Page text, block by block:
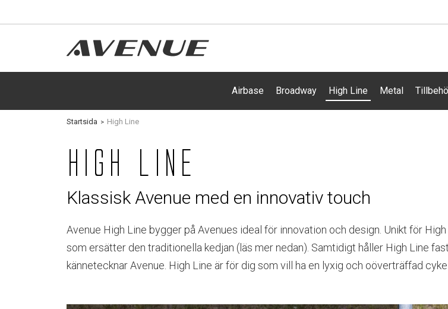
Airbase Broadway High Line Metal
Startsida High Line
High Line
Klassisk Avenue med en innovativ touch
Avenue High Line bygger på Avenues ideal för innovation och design. Unikt för
som ersätter den traditionella kedjan (läs mer nedan). Samtidigt håller High Line
kännetecknar Avenue. High Line är för dig som vill ha en lyxig och oöverträffad